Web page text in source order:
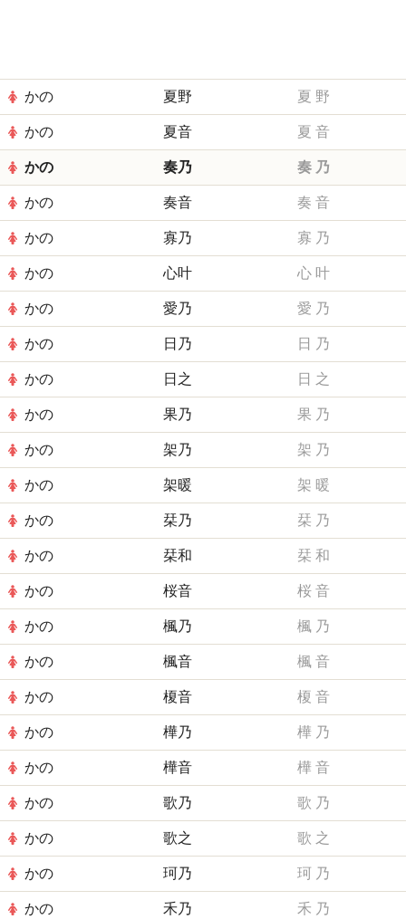
かの 夏野 夏 野
かの 夏音 夏 音
かの 奏乃 奏 乃
かの 奏音 奏 音
かの 寡乃 寡 乃
かの 心叶 心 叶
かの 愛乃 愛 乃
かの 日乃 日 乃
かの 日之 日 之
かの 果乃 果 乃
かの 架乃 架 乃
かの 架暖 架 暖
かの 栞乃 栞 乃
かの 栞和 栞 和
かの 桜音 桜 音
かの 楓乃 楓 乃
かの 楓音 楓 音
かの 榎音 榎 音
かの 樺乃 樺 乃
かの 樺音 樺 音
かの 歌乃 歌 乃
かの 歌之 歌 之
かの 珂乃 珂 乃
かの 禾乃 禾 乃